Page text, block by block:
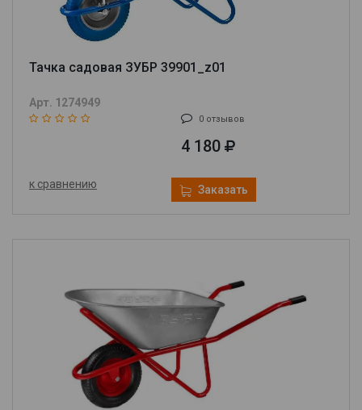
Тачка садовая ЗУБР 39901_z01
Арт. 1274949
0 отзывов
4 180
к сравнению Заказать